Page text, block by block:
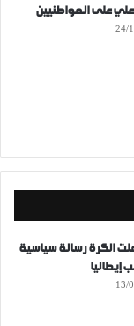
على المواطنيين
24/
الكرة رسالة سياسية
إيطاليا
13/